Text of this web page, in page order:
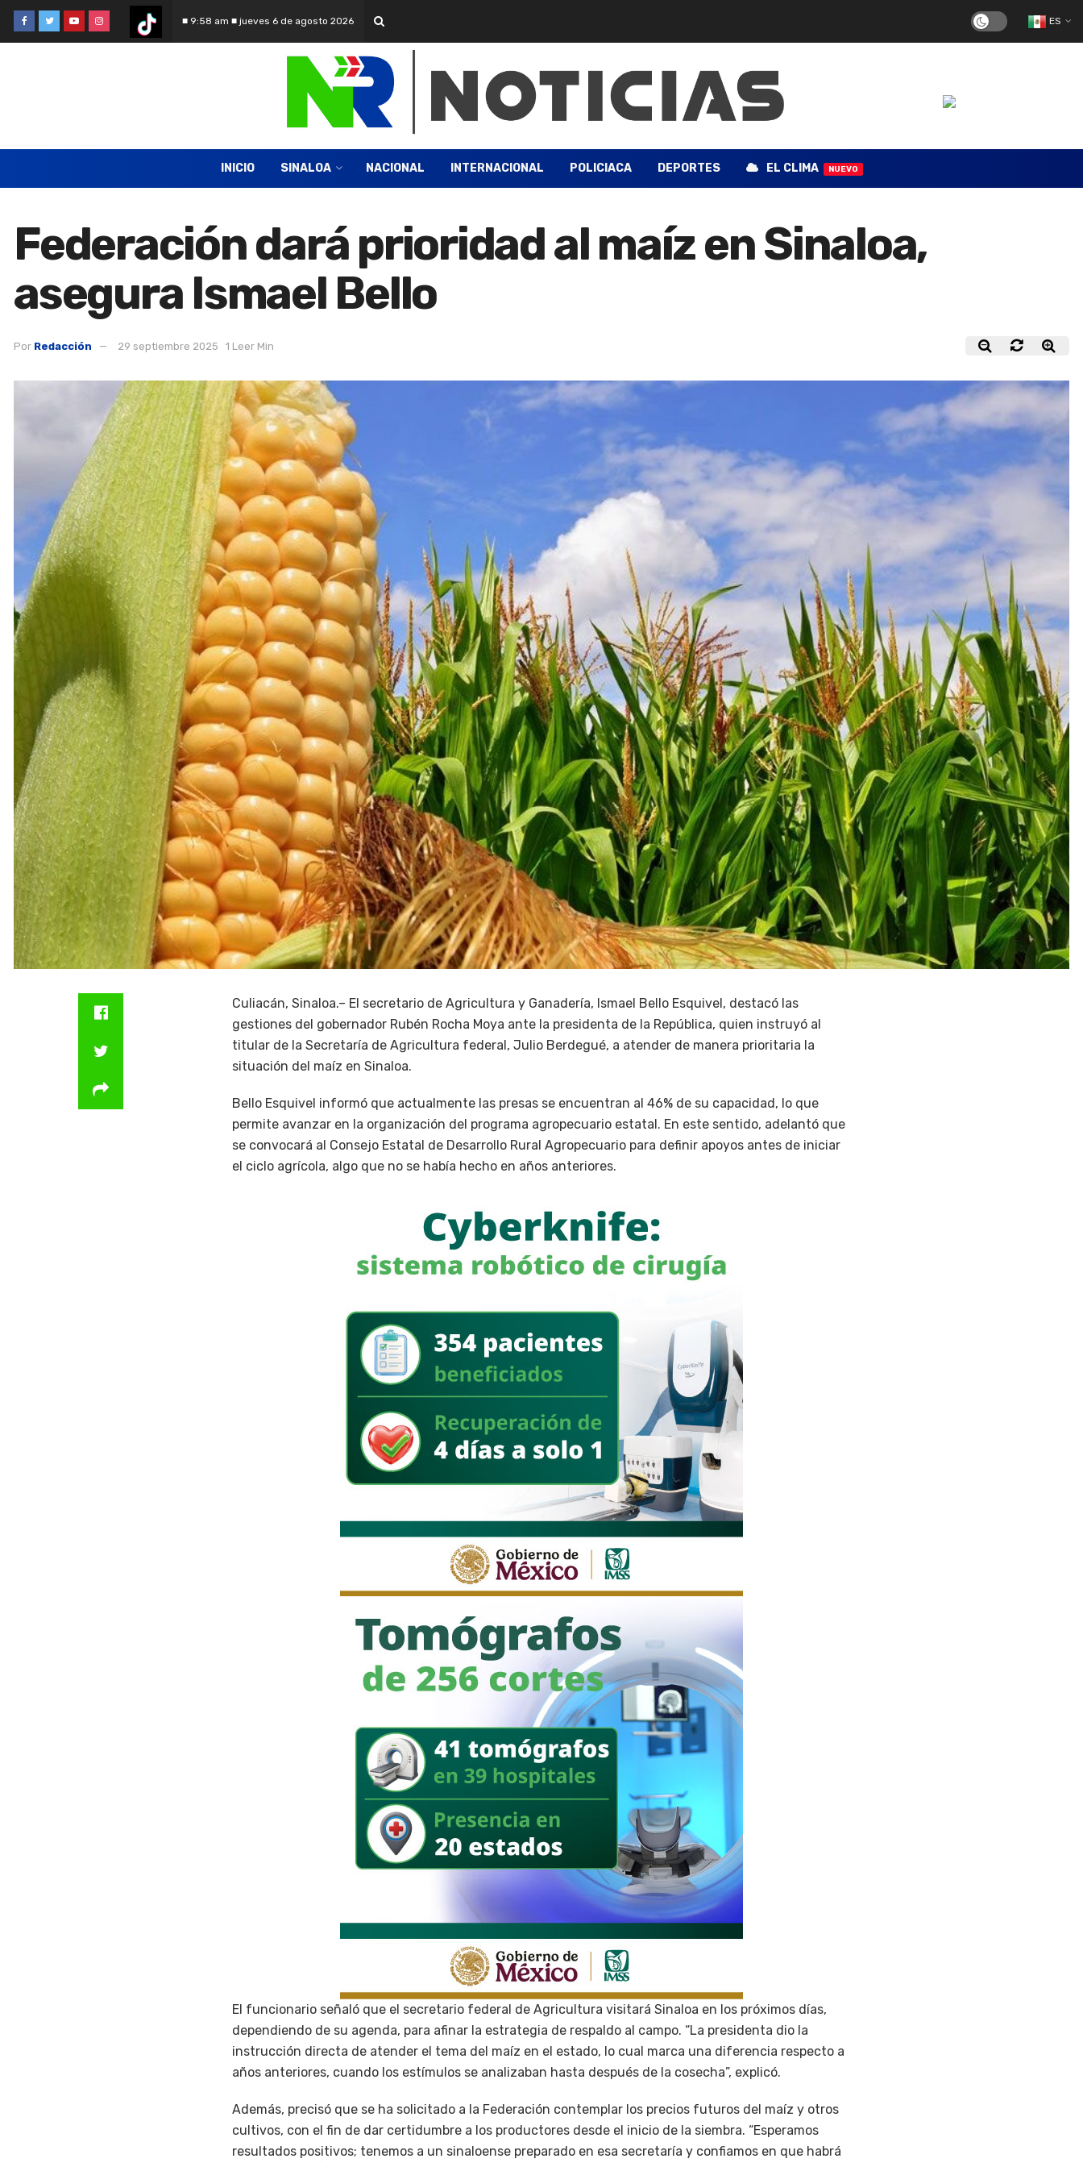
■ 9:58 am ■ jueves 6 de agosto 2026 ES
INICIO SINALOA NACIONAL INTERNACIONAL POLICIACA DEPORTES EL CLIMA NUEVO
Federación dará prioridad al maíz en Sinaloa,
asegura Ismael Bello
Por Redacción 29 septiembre 2025 1 Leer Min
Culiacán, Sinaloa.– El secretario de Agricultura y Ganadería, Ismael Bello Esquivel, destacó las
gestiones del gobernador Rubén Rocha Moya ante la presidenta de la República, quien instruyó al
titular de la Secretaría de Agricultura federal, Julio Berdegué, a atender de manera prioritaria la
situación del maíz en Sinaloa.
Bello Esquivel informó que actualmente las presas se encuentran al 46% de su capacidad, lo que
permite avanzar en la organización del programa agropecuario estatal. En este sentido, adelantó que
se convocará al Consejo Estatal de Desarrollo Rural Agropecuario para definir apoyos antes de iniciar
el ciclo agrícola, algo que no se había hecho en años anteriores.
El funcionario señaló que el secretario federal de Agricultura visitará Sinaloa en los próximos días,
dependiendo de su agenda, para afinar la estrategia de respaldo al campo. “La presidenta dio la
instrucción directa de atender el tema del maíz en el estado, lo cual marca una diferencia respecto a
años anteriores, cuando los estímulos se analizaban hasta después de la cosecha”, explicó.
Además, precisó que se ha solicitado a la Federación contemplar los precios futuros del maíz y otros
cultivos, con el fin de dar certidumbre a los productores desde el inicio de la siembra. “Esperamos
resultados positivos; tenemos a un sinaloense preparado en esa secretaría y confiamos en que habrá